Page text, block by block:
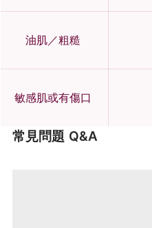
油肌／粗糙
敏感肌或有傷口
常見問題 Q&A